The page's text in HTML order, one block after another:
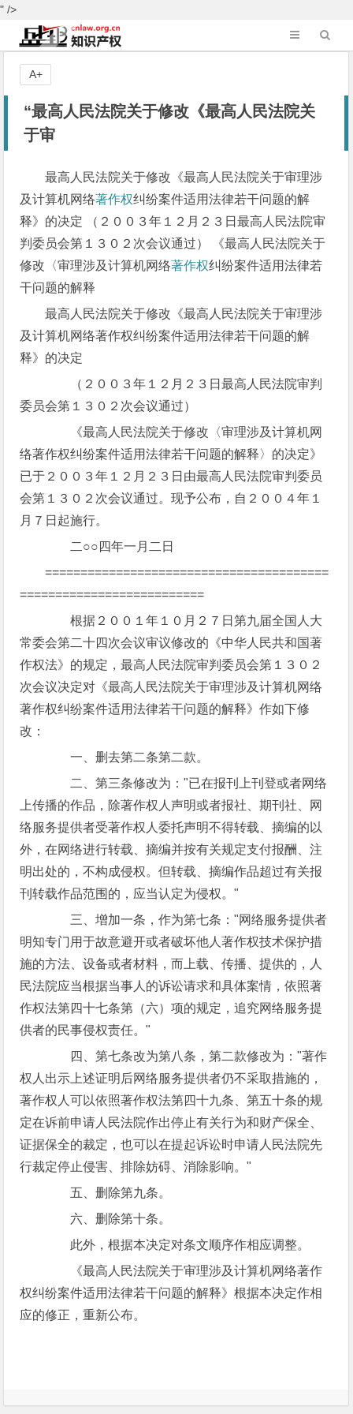
" />
“最高人民法院关于修改《最高人民法院关
于审
最高人民法院关于修改《最高人民法院关于审理涉
及计算机网络著作权纠纷案件适用法律若干问题的解
释》的决定 （２００３年１２月２３日最高人民法院审
判委员会第１３０２次会议通过） 《最高人民法院关于
修改〈审理涉及计算机网络著作权纠纷案件适用法律若
干问题的解释
最高人民法院关于修改《最高人民法院关于审理涉
及计算机网络著作权纠纷案件适用法律若干问题的解
释》的决定
（２００３年１２月２３日最高人民法院审判
委员会第１３０２次会议通过）
《最高人民法院关于修改〈审理涉及计算机网
络著作权纠纷案件适用法律若干问题的解释〉的决定》
已于２００３年１２月２３日由最高人民法院审判委员
会第１３０２次会议通过。现予公布，自２００４年１
月７日起施行。
二○○四年一月二日
========================================
==========================
根据２００１年１０月２７日第九届全国人大
常委会第二十四次会议审议修改的《中华人民共和国著
作权法》的规定，最高人民法院审判委员会第１３０２
次会议决定对《最高人民法院关于审理涉及计算机网络
著作权纠纷案件适用法律若干问题的解释》作如下修
改：
一、删去第二条第二款。
二、第三条修改为："已在报刊上刊登或者网络
上传播的作品，除著作权人声明或者报社、期刊社、网
络服务提供者受著作权人委托声明不得转载、摘编的以
外，在网络进行转载、摘编并按有关规定支付报酬、注
明出处的，不构成侵权。但转载、摘编作品超过有关报
刊转载作品范围的，应当认定为侵权。"
三、增加一条，作为第七条："网络服务提供者
明知专门用于故意避开或者破坏他人著作权技术保护措
施的方法、设备或者材料，而上载、传播、提供的，人
民法院应当根据当事人的诉讼请求和具体案情，依照著
作权法第四十七条第（六）项的规定，追究网络服务提
供者的民事侵权责任。"
四、第七条改为第八条，第二款修改为："著作
权人出示上述证明后网络服务提供者仍不采取措施的，
著作权人可以依照著作权法第四十九条、第五十条的规
定在诉前申请人民法院作出停止有关行为和财产保全、
证据保全的裁定，也可以在提起诉讼时申请人民法院先
行裁定停止侵害、排除妨碍、消除影响。"
五、删除第九条。
六、删除第十条。
此外，根据本决定对条文顺序作相应调整。
《最高人民法院关于审理涉及计算机网络著作
权纠纷案件适用法律若干问题的解释》根据本决定作相
应的修正，重新公布。
A+